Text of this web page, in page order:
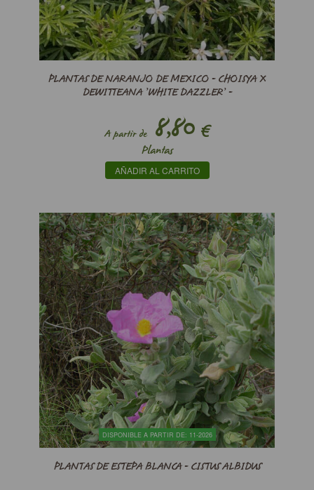
PLANTAS DE NARANJO DE MEXICO - CHOISYA X
DEWITTEANA ’WHITE DAZZLER’ -
A partir de8,80 €
Plantas
AÑADIR AL CARRITO
DISPONIBLE A PARTIR DE: 11-2026
PLANTAS DE ESTEPA BLANCA - CISTUS ALBIDUS